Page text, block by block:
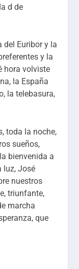
d de
del Euribor y la
y la
hora volviste
la España
la telebasura,
toda la noche,
sueños,
bienvenida a
luz, José
nuestros
triunfante,
marcha
que